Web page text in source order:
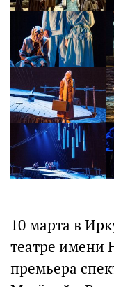
10 марта в
театре имени
премьера